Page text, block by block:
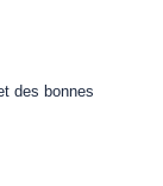
des bonnes